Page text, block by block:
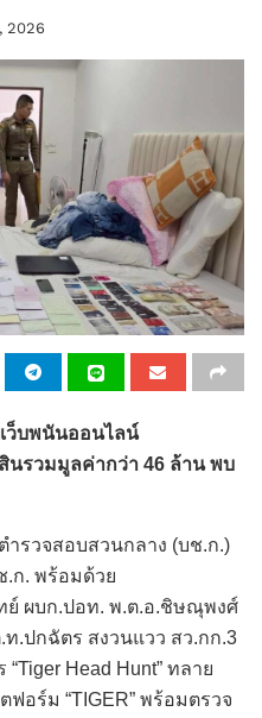
2026
ว็บพนันออนไลน์
นรวมมูลค่ากว่า 46 ล้าน พบ
รวจสอบสวนกลาง (บช.ก.)
.ก. พร้อมด้วย
ผบก.ปอท. พ.ต.อ.ชิษณุพงศ์
.ปกฉัตร สงวนแวว สว.กก.3
Head Hunt” ทลาย
อร์ม “TIGER” พร้อมตรวจ